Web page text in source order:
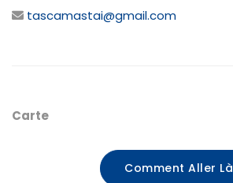
tascamastai@gmail.com
Carte
Comment Aller Là